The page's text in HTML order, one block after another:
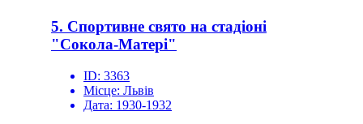
5. Спортивне свято на стадіоні
"Сокола-Матері"
ID: 3363
Місце: Львів
Дата: 1930-1932